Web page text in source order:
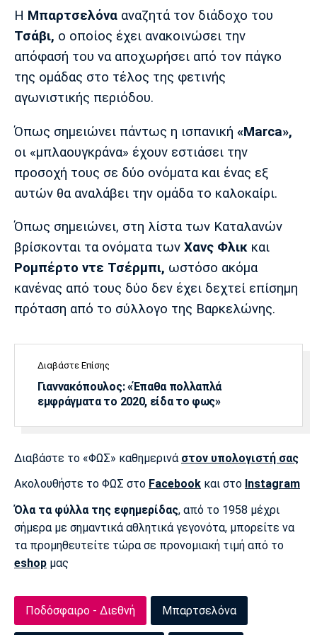
Πολιτισμός
Τραγούδια
Cine Spot
Running
Media
Παρασκήνιο
Πρόγραμμα TV
Ιωνικός Κηφισιά Πανσερραϊκός
Μπαρτσελόνα
Ρεάλ
Μαδρίτης
Ατλέτικο
Μαδρίτης
Γιουνάιτεντ
Άρσεναλ
Ίντερ Μίλαν Μπάγερν
Μπορούσια
Παρί Σεν
Μαρσέιγ
Η Μπαρτσελόνα αναζητά τον διάδοχο του
Τσάβι, ο οποίος έχει ανακοινώσει την
απόφασή του να αποχωρήσει από τον πάγκο
της ομάδας στο τέλος της φετινής
αγωνιστικής περιόδου.
Όπως σημειώνει πάντως η ισπανική «Marca»,
οι «μπλαουγκράνα» έχουν εστιάσει την
προσοχή τους σε δύο ονόματα και ένας εξ
αυτών θα αναλάβει την ομάδα το καλοκαίρι.
Όπως σημειώνει, στη λίστα των Καταλανών
βρίσκονται τα ονόματα των Χανς Φλικ και
Ρομπέρτο ντε Τσέρμπι, ωστόσο ακόμα
κανένας από τους δύο δεν έχει δεχτεί επίσημη
πρόταση από το σύλλογο της Βαρκελώνης.
Διαβάστε Επίσης
Γιαννακόπουλος: «Έπαθα πολλαπλά
εμφράγματα το 2020, είδα το φως»
Διαβάστε το «ΦΩΣ» καθημερινά στον υπολογιστή σας
Ακολουθήστε το ΦΩΣ στο Facebook και στο Instagram
Όλα τα φύλλα της εφημερίδας, από το 1958 μέχρι
σήμερα με σημαντικά αθλητικά γεγονότα, μπορείτε να
τα προμηθευτείτε τώρα σε προνομιακή τιμή από το
eshop μας
Ποδόσφαιρο - Διεθνή Μπαρτσελόνα